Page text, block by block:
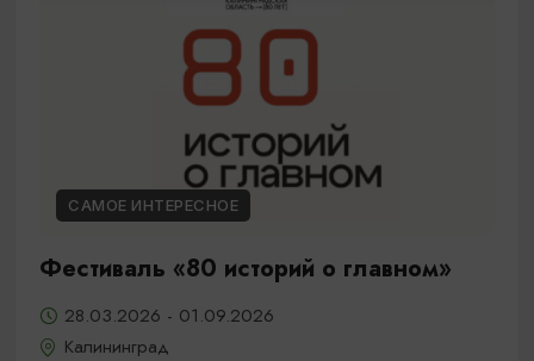
САМОЕ ИНТЕРЕСНОЕ
Фестиваль «80 историй о главном»
28.03.2026 - 01.09.2026
Калининград